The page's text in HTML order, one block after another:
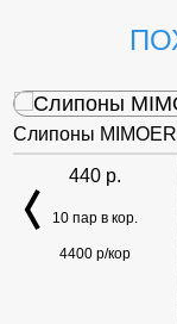
Слипоны MIMOER
440 р.
10 пар в кор.
4400 р/кор